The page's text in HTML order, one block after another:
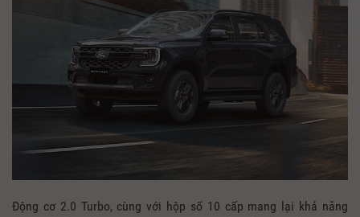
Động cơ 2.0 Turbo, cùng với hộp số 10 cấp mang lại khả năng